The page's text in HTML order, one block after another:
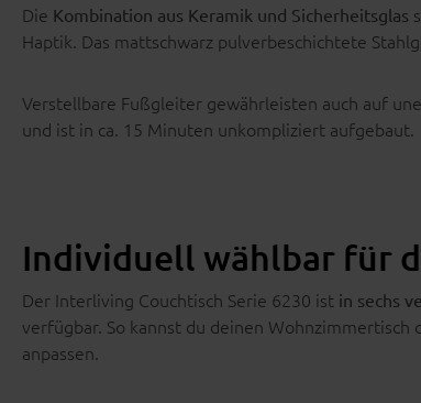
Die Kombination aus Keramik und Sicherheitsglas
Haptik. Das mattschwarz pulverbeschichtete
Verstellbare Fußgleiter gewährleisten auch auf
und ist in ca. 15 Minuten unkompliziert aufgebaut.
Individuell wählbar für
Der Interliving Couchtisch Serie 6230 ist in sechs
verfügbar. So kannst du deinen
anpassen.